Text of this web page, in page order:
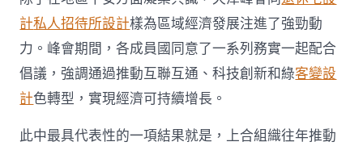
計私人招待所設計樣為區域經濟發展注進了強勁動
力。峰會期間，各成員國同意了一系列務實一起配合
倡議，強調通過推動互聯互通、科技創新和綠客變設
計色轉型，實現經濟可持續增長。
此中最具代表性的一項結果就是，上合組織往年推動